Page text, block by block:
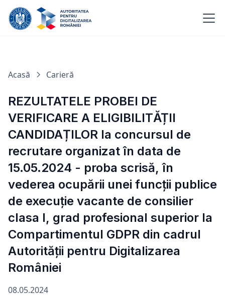
Acasă Carieră
REZULTATELE PROBEI DE
VERIFICARE A ELIGIBILITĂȚII
CANDIDAȚILOR la concursul de
recrutare organizat în data de
15.05.2024 - proba scrisă, în
vederea ocupării unei funcții publice
de execuție vacante de consilier
clasa I, grad profesional superior la
Compartimentul GDPR din cadrul
Autorității pentru Digitalizarea
României
08.05.2024